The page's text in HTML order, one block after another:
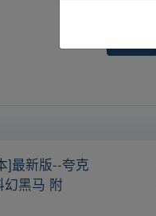
]最新版--夸克
黑马 附